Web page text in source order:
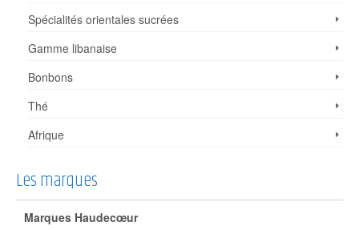
Spécialités orientales sucrées
Gamme libanaise
Bonbons
Thé
Afrique
Les marques
Marques Haudecœur